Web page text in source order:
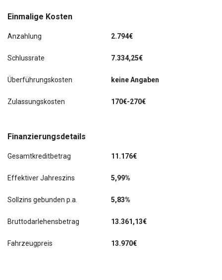
Einmalige Kosten
Anzahlung 2.794€
Schlussrate 7.334,25€
Überführungskosten keine Angaben
Zulassungskosten 170€-270€
Finanzierungsdetails
Gesamtkreditbetrag 11.176€
Effektiver Jahreszins 5,99%
Sollzins gebunden p.a. 5,83%
Bruttodarlehensbetrag 13.361,13€
Fahrzeugpreis 13.970€